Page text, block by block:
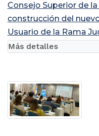
Consejo Superior de
construcción del
Usuario de la Rama
Más detalles